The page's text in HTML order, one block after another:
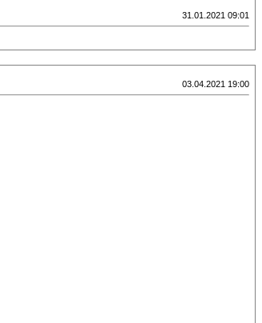
31.01.2021 09:01
03.04.2021 19:00